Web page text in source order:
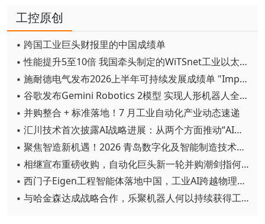
工控原创
▪ 跨国工业巨头财报里的中国成绩单
▪ 性能提升5至10倍 我国牵头制定的WiTSnet工业以太网国际标准正式发布
▪ 施耐德电气发布2026上半年可持续发展成绩单 "Impact 2030"路线图开局稳健
▪ 谷歌发布Gemini Robotics 2模型 实现人形机器人全身智能控制突破
▪ 并购整合 + 标准落地！7 月工业自动化产业动态速递
▪ 汇川技术首次披露AI战略进展：从两个方面推动“AI业务化”落地
▪ 聚焦智造新机遇！2026 青岛数字化及智能制造技术论坛圆满落幕
▪ 相继宣布重磅收购，自动化巨头新一轮并购潮剑指何方？
▪ 西门子Eigen工程智能体落地中国，工业AI跨越物理世界“确定性”拐点
▪ 与哈金森达成战略合作，乐聚机器人何以持续获得工业巨头青睐？